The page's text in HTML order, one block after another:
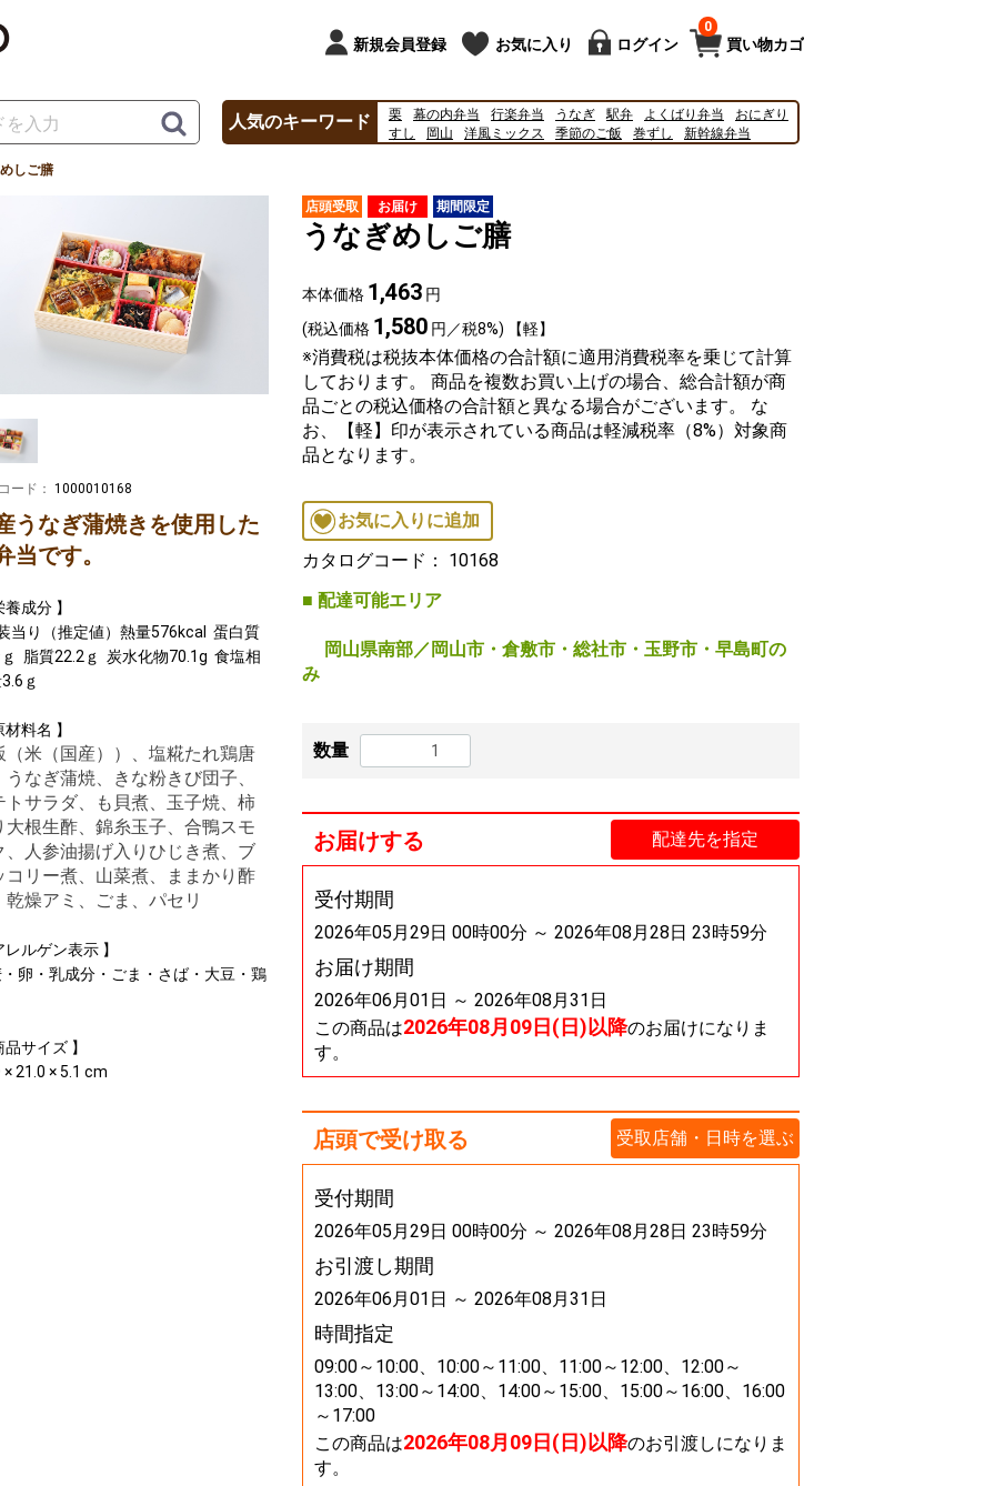
買い物カゴ
0
新規会員登録 お気に入り ログイン
人気のキーワード 栗 幕の内弁当 行楽弁当 うなぎ 駅弁 よくばり弁当
おにぎり
すし
岡山 洋風ミックス 季節のご飯 巻ずし
新幹線弁当
しご膳
店頭受取 お届け 期間限定
うなぎめしご膳
本体価格 1,463円
(税込価格 1,580円／税8%) 【軽】
※消費税は税抜本体価格の合計額に適用消費税率を乗じて計算
しております。 商品を複数お買い上げの場合、総合計額が商
品ごとの税込価格の合計額と異なる場合がございます。 な
お、【軽】印が表示されている商品は軽減税率（8%）対象商
品となります。
お気に入りに追加
カタログコード： 10168
■ 配達可能エリア
岡山県南部／岡山市・倉敷市・総社市・玉野市・早島町の
み
数量
お届けする 配達先を指定
受付期間
2026年05月29日 00時00分 ～ 2026年08月28日 23時59分
お届け期間
2026年06月01日 ～ 2026年08月31日
この商品は2026年08月09日(日)以降のお届けになりま
す。
店頭で受け取る 受取店舗・日時を選ぶ
受付期間
2026年05月29日 00時00分 ～ 2026年08月28日 23時59分
お引渡し期間
2026年06月01日 ～ 2026年08月31日
時間指定
09:00～10:00、10:00～11:00、11:00～12:00、12:00～
13:00、13:00～14:00、14:00～15:00、15:00～16:00、16:00
～17:00
この商品は2026年08月09日(日)以降のお引渡しになりま
す。
ード： 1000010168
うなぎ蒲焼きを使用した
当です。
成分 】
当り（推定値）熱量576kcal 蛋白質
脂質22.2ｇ 炭水化物70.1g 食塩相
ｇ
料名 】
（米（国産））、塩糀たれ鶏唐
うなぎ蒲焼、きな粉きび団子、
トサラダ、も貝煮、玉子焼、柿
大根生酢、錦糸玉子、合鴨スモ
、人参油揚げ入りひじき煮、ブ
コリー煮、山菜煮、ままかり酢
乾燥アミ、ごま、パセリ
レルゲン表示 】
卵・乳成分・ごま・さば・大豆・鶏
品サイズ 】
× 21.0 × 5.1 cm